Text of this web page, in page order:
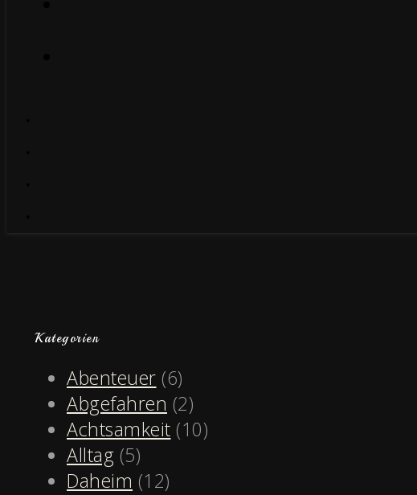
Kategorien
Abenteuer (6)
Abgefahren (2)
Achtsamkeit (10)
Alltag (5)
Daheim (12)